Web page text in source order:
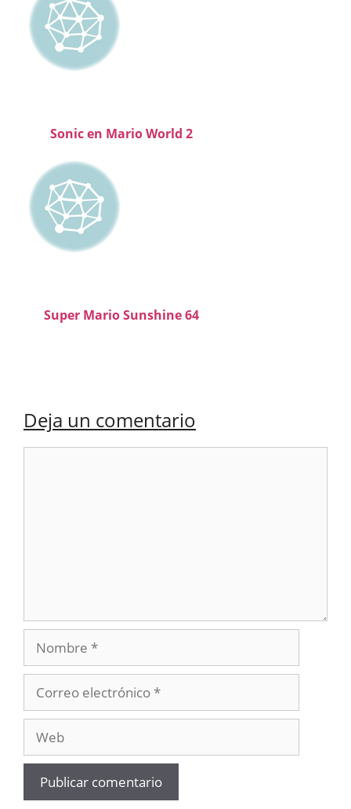
Sonic en Mario World 2
Super Mario Sunshine 64
Deja un comentario
Nombre
electrónico